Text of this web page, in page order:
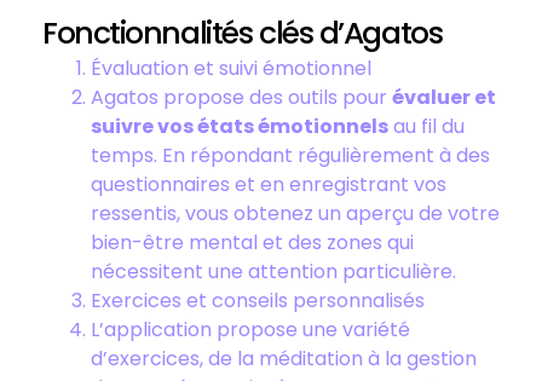
Fonctionnalités clés d’Agatos
Évaluation et suivi émotionnel
Agatos propose des outils pour évaluer et
suivre vos états émotionnelsau fil du
temps. En répondant régulièrement à des
questionnaires et en enregistrant vos
ressentis, vous obtenez un aperçu de votre
bien-être mental et des zones qui
nécessitent une attention particulière.
Exercices et conseils personnalisés
L’application propose une variété
d’exercices, de la méditation à la gestion